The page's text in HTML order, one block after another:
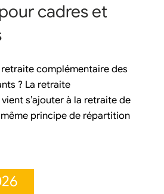
cadres et
retraite complémentaire des
? La retraite
s’ajouter à la retraite de
principe de répartition